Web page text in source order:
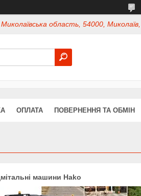
область, 54000, Миколаїв,
ОПЛАТА ПОВЕРНЕННЯ ТА ОБМІН
машини Hako